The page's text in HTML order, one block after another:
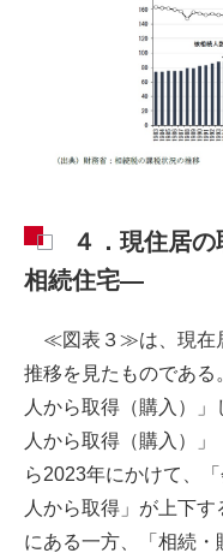
４．現住居
相続住宅―
≪図表３≫は、現在
推移を見たものであ
人から取得（購入）
人から取得（購入）
ら2023年にかけて、
人から取得」が上下
にある一方、「相続